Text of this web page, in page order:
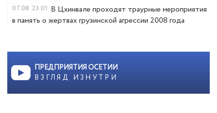
07.08 23:01 В Цхинвале проходят траурные мероприятия
в память о жертвах грузинской агрессии 2008 года
ПРЕДПРИЯТИЯ ОСЕТИИ
ВЗГЛЯД ИЗНУТРИ